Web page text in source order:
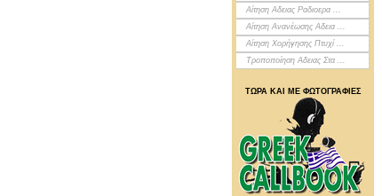
Αίτηση Αδειας Ραδιοερα ...
Αίτηση Ανανέωσης Αδεια ...
Αίτηση Χορήγησης Πτυχί ...
Τροποποίηση Αδειας Στα ...
ΤΩΡΑ ΚΑΙ ΜΕ ΦΩΤΟΓΡΑΦΙΕΣ